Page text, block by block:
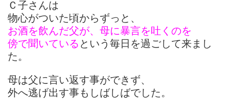
Ｃ子さんは
物心がついた頃からずっと、
お酒を飲んだ父が、母に暴言を吐くのを
傍で聞いている という毎日を過ごして来まし
た。
母は父に言い返す事ができず、
外へ逃げ出す事もしばしばでした。